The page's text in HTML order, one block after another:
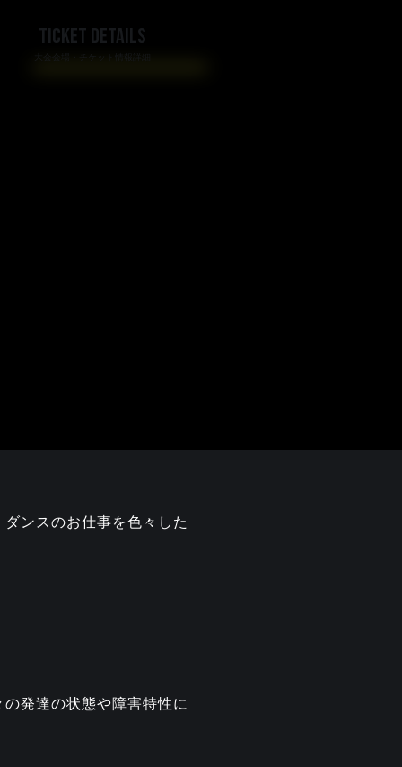
TICKET DETAILS
大会会場・チケット情報詳細
ンスのお仕事を色々した
発達の状態や障害特性に